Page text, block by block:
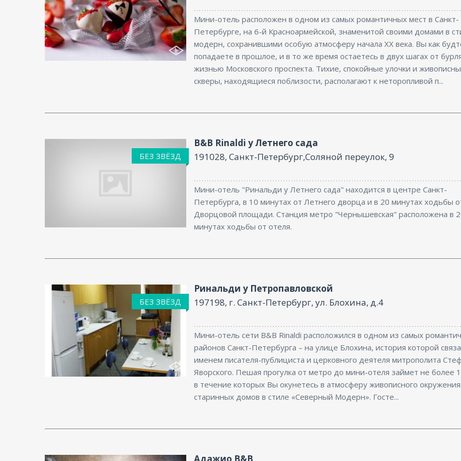
Интернет
Мини-отель расположен в одном из самых романтичных мест в Санкт-
Петербурге, на 6-й Красноармейской, знаменитой своими домами в
модерн, сохранившими особую атмосферу начала ХХ века. Вы как
попадаете в прошлое, и в то же время остаетесь в двух шагах от
жизнью Московского проспекта. Тихие, спокойные улочки и
скверы, находящиеся поблизости, располагают к неторопливой п...
БЕЗ ЗВЁЗД
B&B Rinaldi у Летнего сада
191028, Санкт-Петербург,Соляной переулок, 9
Мини-отель "Ринальди у Летнего сада" находится в центре Санкт-
Петербурга, в 10 минутах от Летнего дворца и в 20 минутах ходьбы
Дворцовой площади. Станция метро "Чернышевская" расположена в
минутах ходьбы от отеля.
Интернет
БЕЗ ЗВЁЗД
Ринальди у Петропавловской
197198, г. Санкт-Петербург, ул. Блохина, д.4
Мини-отель сети B&B Rinaldi расположился в одном из самых
районов Санкт-Петербурга – на улице Блохина, история которой
именем писателя-публициста и церковного деятеля митрополита
Яворского. Пешая прогулка от метро до мини-отеля займет не более
в течение которых Вы окунетесь в атмосферу живописного окружения
старинных домов в стиле «Северный Модерн». Госте...